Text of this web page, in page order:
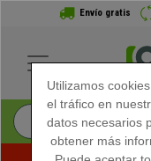
Envío gratis
Utilizamos
el tráfico en
datos necesarios
obtener más